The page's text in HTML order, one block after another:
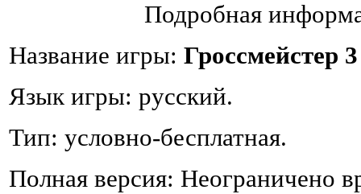
Подробная
Название игры: Гроссмейстер 3
Язык игры: русский.
Тип: условно-бесплатная.
Полная версия: Неограничено